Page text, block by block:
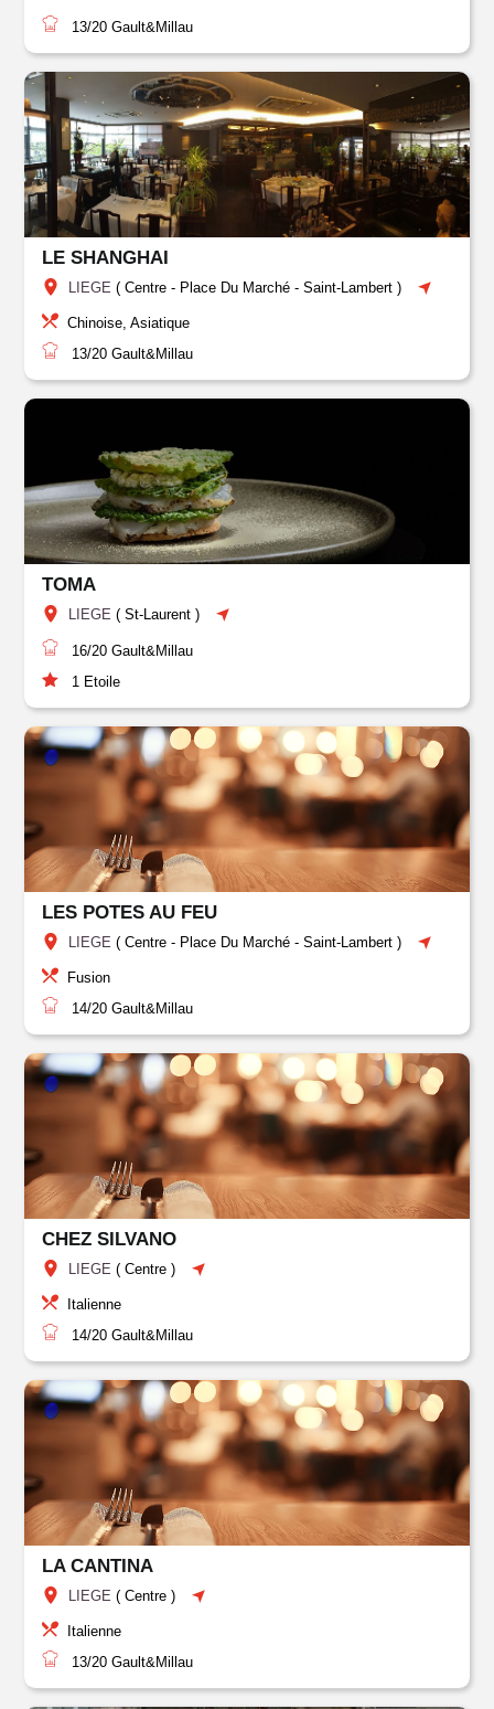
13/20 Gault&Millau
LE SHANGHAI
LIEGE (Centre - Place Du Marché - Saint-Lambert )
Chinoise, Asiatique
13/20 Gault&Millau
TOMA
LIEGE (St-Laurent )
16/20 Gault&Millau
1 Etoile
LES POTES AU FEU
LIEGE (Centre - Place Du Marché - Saint-Lambert )
Fusion
14/20 Gault&Millau
CHEZ SILVANO
LIEGE (Centre )
Italienne
14/20 Gault&Millau
LA CANTINA
LIEGE (Centre )
Italienne
13/20 Gault&Millau